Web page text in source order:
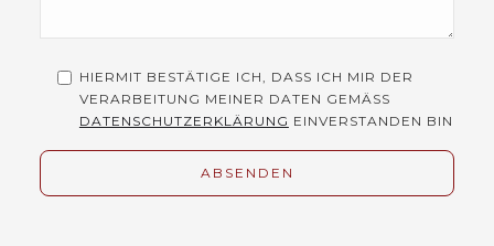
HIERMIT BESTÄTIGE ICH, DASS ICH MIR DER
VERARBEITUNG MEINER DATEN GEMÄSS
DATENSCHUTZERKLÄRUNG EINVERSTANDEN BIN